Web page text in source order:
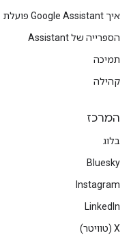
איך Google Assistant פועלת
הספרייה של Assistant
תמיכה
קהילה
המרכז
בלוג
Bluesky
Instagram
LinkedIn
‫X (טוויטר)